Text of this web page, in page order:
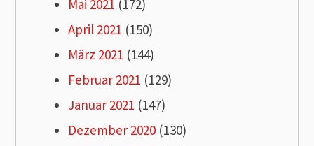
Mai 2021 (172)
April 2021 (150)
März 2021 (144)
Februar 2021 (129)
Januar 2021 (147)
Dezember 2020 (130)